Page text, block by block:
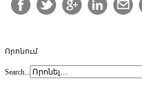
Որոնում
Search...